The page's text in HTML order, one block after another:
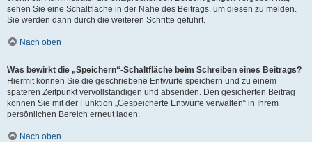
sehen Sie eine Schaltfläche in der Nähe des Beitrags, um diesen zu melden.
Sie werden dann durch die weiteren Schritte geführt.
Nach oben
Was bewirkt die „Speichern“-Schaltfläche beim Schreiben eines Beitrags?
Hiermit können Sie die geschriebene Entwürfe speichern und zu einem
späteren Zeitpunkt vervollständigen und absenden. Den gesicherten Beitrag
können Sie mit der Funktion „Gespeicherte Entwürfe verwalten“ in Ihrem
persönlichen Bereich erneut laden.
Nach oben